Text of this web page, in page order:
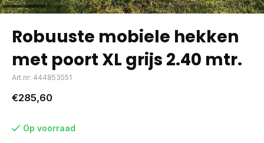
Robuuste mobiele hekken
met poort XL grijs 2.40 mtr.
Art.nr: 444853551
€285,60
Op voorraad